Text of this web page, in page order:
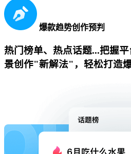
爆款趋势创作预判
热门榜单、热点话题...把握
景创作"新解法"，轻松打造爆